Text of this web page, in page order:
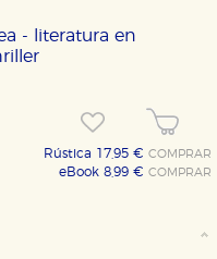
- literatura en
Rústica 17,95 €COMPRAR
eBook 8,99 €COMPRAR